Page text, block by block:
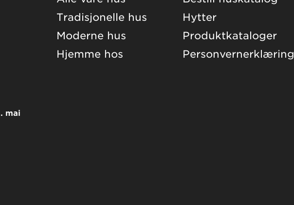
mai
Tradisjonelle hus
Hytter
Moderne hus
Produktkataloger
Hjemme hos
Personvernerklæring